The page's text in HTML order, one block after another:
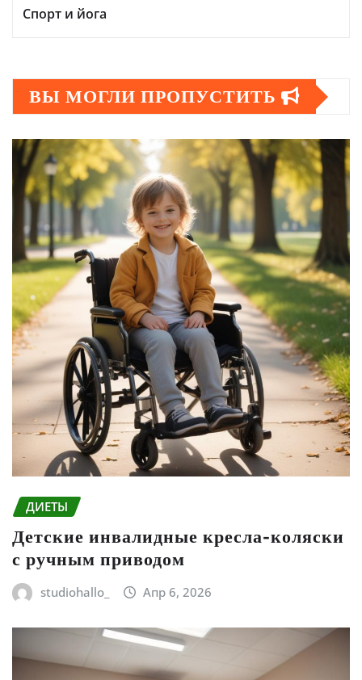
Спорт и йога
ВЫ МОГЛИ ПРОПУСТИТЬ
ДИЕТЫ
Детские инвалидные кресла-коляски
с ручным приводом
studiohallo_ Апр 6, 2026